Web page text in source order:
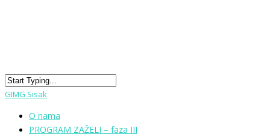
GIMG Sisak
O nama
PROGRAM ZAŽELI – faza III